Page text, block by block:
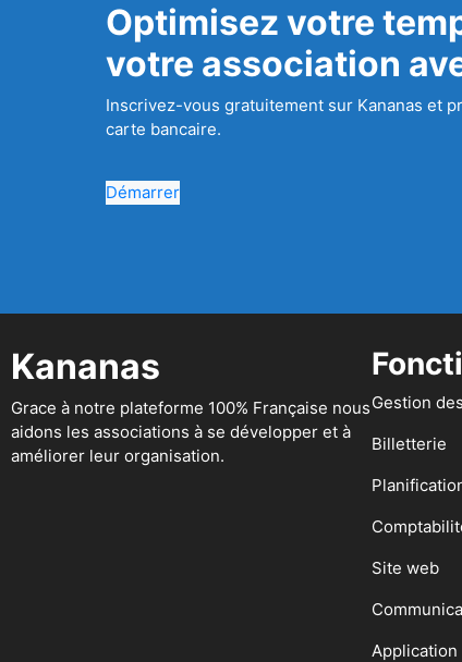
Optimisez votre
votre association
Inscrivez-vous gratuitement sur Kananas et
carte bancaire.
Démarrer
Kananas
Grace à notre plateforme 100% Française nous
aidons les associations à se développer et à
améliorer leur organisation.
Gestion
Billetterie
Site web